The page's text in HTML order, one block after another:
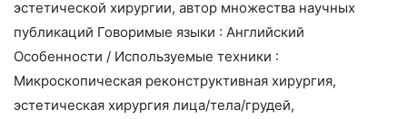
эстетической хирургии, автор множества научных
публикаций Говоримые языки : Английский
Особенности / Используемые техники :
Микроскопическая реконструктивная хирургия,
эстетическая хирургия лица/тела/грудей,